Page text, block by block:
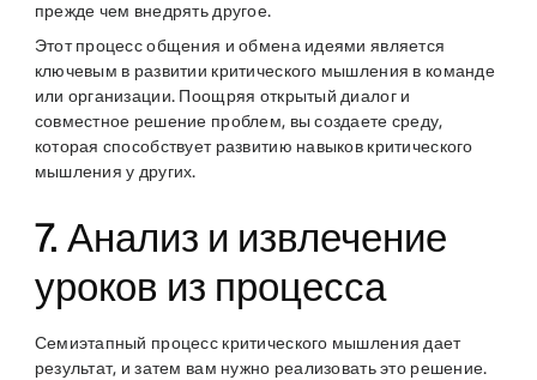
прежде чем внедрять другое.
Этот процесс общения и обмена идеями является
ключевым в развитии критического мышления в команде
или организации. Поощряя открытый диалог и
совместное решение проблем, вы создаете среду,
которая способствует развитию навыков критического
мышления у других.
7. Анализ и извлечение
уроков из процесса
Семиэтапный процесс критического мышления дает
результат, и затем вам нужно реализовать это решение.